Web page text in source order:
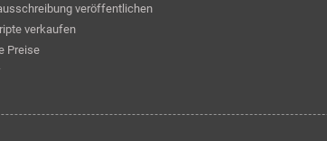
veröffentlichen
verkaufen
Preise